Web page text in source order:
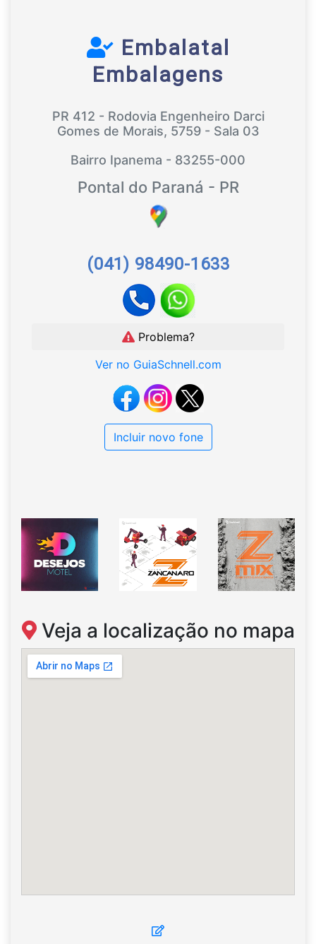
Embalatal
Embalagens
PR 412 - Rodovia Engenheiro Darci
Gomes de Morais, 5759 - Sala 03
Bairro Ipanema - 83255-000
Pontal do Paraná - PR
(041) 98490-1633
Problema?
Ver no GuiaSchnell.com
Incluir novo fone
Veja a localização no mapa